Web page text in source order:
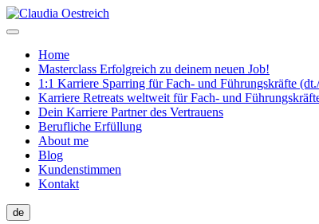
Home
Masterclass Erfolgreich zu deinem neuen Job!
1:1 Karriere Sparring für Fach- und Führungskräfte
Karriere Retreats weltweit für Fach- und
Dein Karriere Partner des Vertrauens
Berufliche Erfüllung
About me
Blog
Kundenstimmen
Kontakt
de